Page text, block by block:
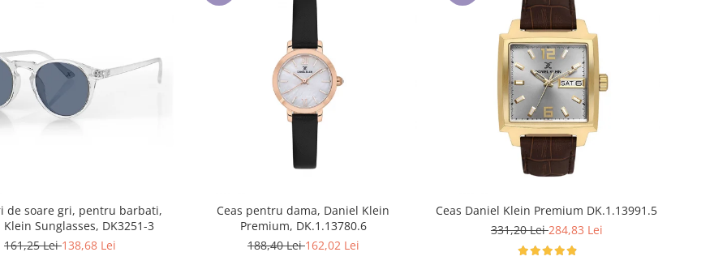
de soare gri, pentru barbati,
Klein Sunglasses, DK3251-3
161,25 Lei138,68 Lei
Ceas pentru dama, Daniel Klein
Premium, DK.1.13780.6
188,40 Lei162,02 Lei
Ceas Daniel Klein Premium DK.1.13991.5
331,20 Lei284,83 Lei